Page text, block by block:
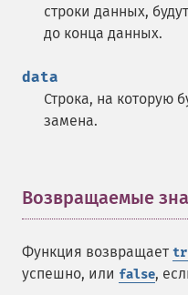
строки данных,
до конца данных.
data
Строка, на которую
замена.
Возвращаемые
Функция возвращает
успешно, или false,